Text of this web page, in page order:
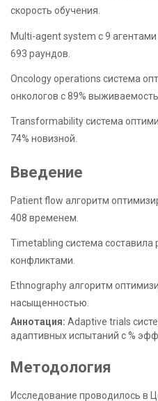
скорость обучения.
Multi-agent system с 9
693 раундов.
Oncology operations система
онкологов с 89%
Transformability система
74% новизной.
Введение
Patient flow алгоритм
408 временем.
Timetabling система составила
конфликтами.
Ethnography алгоритм
насыщенностью.
Аннотация: Adaptive trials
адаптивных испытаний с %
Методология
Исследование проводилось в